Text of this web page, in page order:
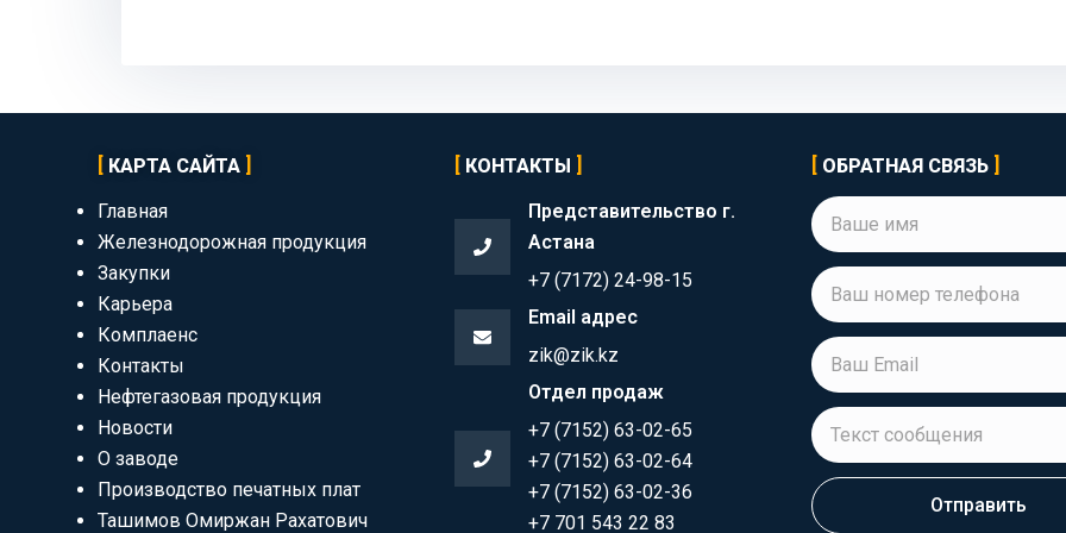
КАРТА САЙТА
Главная
Железнодорожная продукция
Закупки
Карьера
Комплаенс
Контакты
Нефтегазовая продукция
Новости
О заводе
Производство печатных плат
Ташимов Омиржан Рахатович
КОНТАКТЫ
Представительство г.
Астана
+7 (7172) 24-98-15
Email адрес
zik@zik.kz
Отдел продаж
+7 (7152) 63-02-65
+7 (7152) 63-02-64
+7 (7152) 63-02-36
+7 701 543 22 83
ОБРАТНАЯ СВЯЗЬ
Отправить